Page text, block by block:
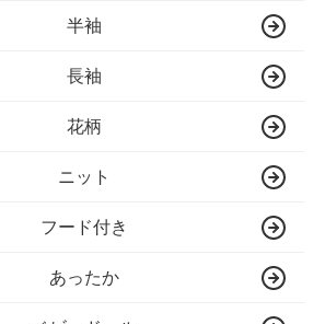
半袖
長袖
花柄
ニット
フード付き
あったか